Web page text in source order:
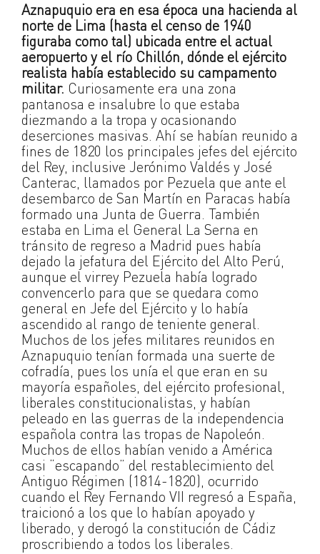
Aznapuquio era en esa época una hacienda al
norte de Lima (hasta el censo de 1940
figuraba como tal) ubicada entre el actual
aeropuerto y el río Chillón, dónde el ejército
realista había establecido su campamento
militar. Curiosamente era una zona
pantanosa e insalubre lo que estaba
diezmando a la tropa y ocasionando
deserciones masivas. Ahí se habían reunido a
fines de 1820 los principales jefes del ejército
del Rey, inclusive Jerónimo Valdés y José
Canterac, llamados por Pezuela que ante el
desembarco de San Martín en Paracas había
formado una Junta de Guerra. También
estaba en Lima el General La Serna en
tránsito de regreso a Madrid pues había
dejado la jefatura del Ejército del Alto Perú,
aunque el virrey Pezuela había logrado
convencerlo para que se quedara como
general en Jefe del Ejército y lo había
ascendido al rango de teniente general.
Muchos de los jefes militares reunidos en
Aznapuquio tenían formada una suerte de
cofradía, pues los unía el que eran en su
mayoría españoles, del ejército profesional,
liberales constitucionalistas, y habían
peleado en las guerras de la independencia
española contra las tropas de Napoleón.
Muchos de ellos habían venido a América
casi “escapando” del restablecimiento del
Antiguo Régimen (1814-1820), ocurrido
cuando el Rey Fernando VII regresó a España,
traicionó a los que lo habían apoyado y
liberado, y derogó la constitución de Cádiz
proscribiendo a todos los liberales.